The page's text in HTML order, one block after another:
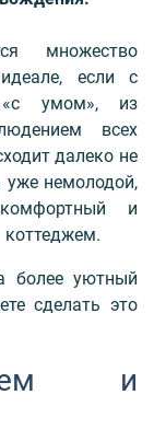
множество
если с
умом», из
всех
далеко не
уже немолодой,
и
более уютный
сделать это
и